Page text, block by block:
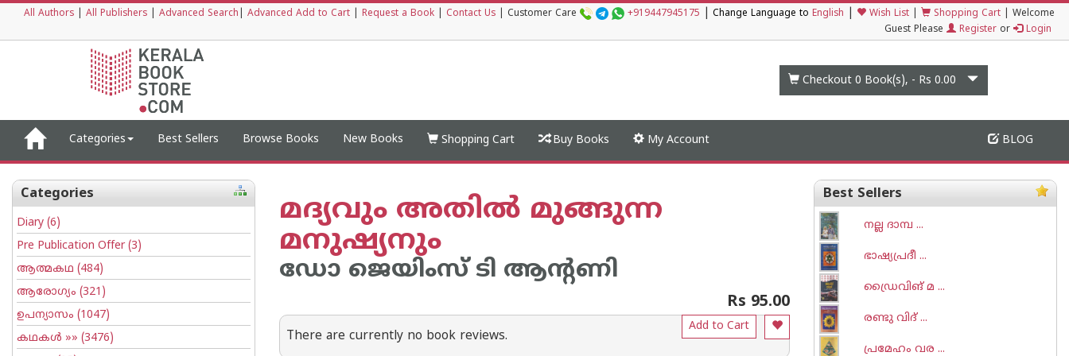
All Authors All Publishers Advanced Search Advanced Add to Cart Request a Book Contact Us Customer Care +919447945175 Change Language to English Wish List Shopping Cart
Welcome
Guest Please
Register or Login
Checkout 0 Book(s), - Rs 0.00
Categories Best Sellers Browse Books New Books Shopping Cart Buy Books My Account BLOG
Categories
Diary (6)
Pre Publication Offer(3)
ആത്മകഥ (484)
ആരോഗ്യം (321)
ഉപന്യാസം (1047)
കഥകള്‍ »» (3476)
മദ്യവും അതില്‍ മുങ്ങുന്ന
മനുഷ്യനും
ഡോ ജെയിംസ് ടി ആന്റണി
Rs 95.00
Add to Cart
There are currently no book reviews.
Best Sellers
നല്ല ദാമ്പ ...
ഭാഷ്യപ്രദീ ...
ഡ്രൈവിങ് മ ...
രണ്ടു വിദ് ...
പ്രമേഹം വര ...